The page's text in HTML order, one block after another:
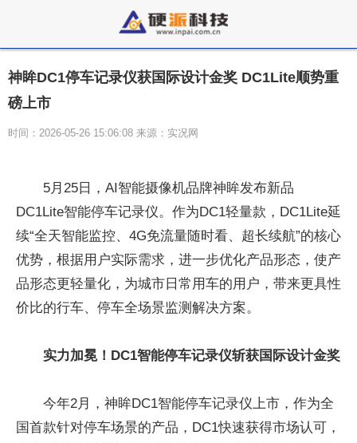
神眸DC1停车记录仪获国际设计金奖 DC1Lite顺势重
磅上市
时间：2026-05-26 15:06:08 来源：实况网
5月25日，AI智能摄像机品牌神眸发布新品
DC1Lite智能停车记录仪。作为DC1轻量款，DC1Lite延
续“全天智能监控、4G免流量随时看、超长续航”的核心
优势，根据用户实际需求，进一步优化产品形态，使产
品形态更轻量化，为城市日常用车的用户，带来更具性
价比的行车、停车全场景监测解决方案。
实力加冕！DC1智能停车记录仪斩获国际设计金奖
今年2月，神眸DC1智能停车记录仪上市，作为全
国首款针对停车场景的产品，DC1快速获得市场认可，